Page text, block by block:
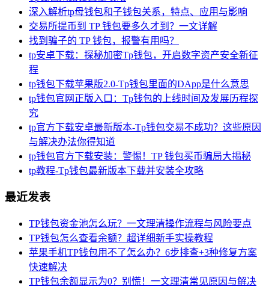
深入解析tp母钱包和子钱包关系，特点、应用与影响
交易所提币到 TP 钱包要多久才到？一文详解
找到骗子的 TP 钱包，报警有用吗？
tp安卓下载：探秘加密Tp钱包，开启数字资产安全新征
程
tp钱包下载苹果版2.0-Tp钱包里面的DApp是什么意思
tp钱包官网正版入口：Tp钱包的上线时间及发展历程探
究
tp官方下载安卓最新版本-Tp钱包交易不成功？这些原因
与解决办法你得知道
tp钱包官方下载安装：警惕！TP 钱包买币骗局大揭秘
tp教程-Tp钱包最新版本下载并安装全攻略
最近发表
TP钱包资金池怎么玩？一文理清操作流程与风险要点
TP钱包怎么查看余额？超详细新手实操教程
苹果手机TP钱包用不了怎么办？6步排查+3种修复方案
快速解决
TP钱包余额显示为0？别慌！一文理清常见原因与解决